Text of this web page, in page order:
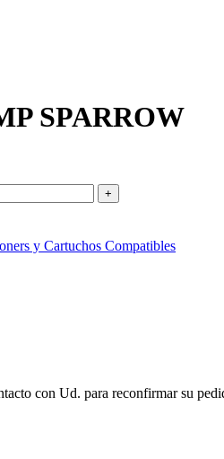
SPARROW
y Cartuchos Compatibles
con Ud. para reconfirmar su